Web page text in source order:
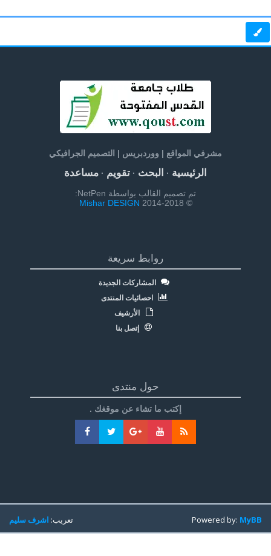
مشرفي المواقع | ووردبريس | التصميم الجرافيكي
الرئيسية· البحث· تقويم· مساعدة
تم تصميم القالب بواسطة NetPen:
© 2014-2018
Mishar DESIGN
روابط سريعة
المشاركات الجديدة
احصائيات المنتدى
الأرشيف
إتصل بنا
حول منتدى
إكتب ما تشاء عن موقغك .
تعريب:اشرف سليم Powered by:MyBB